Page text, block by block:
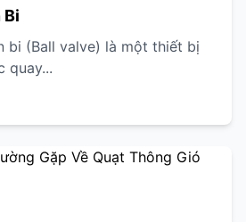
Bi
bi (Ball valve) là một thiết bị
quay...